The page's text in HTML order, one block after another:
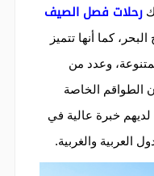
رحلات فصل الصيف
كما أنها تتميز
وعدد من
الطواقم الخاصة
لديهم خبرة عالية في
العربية والغربية.